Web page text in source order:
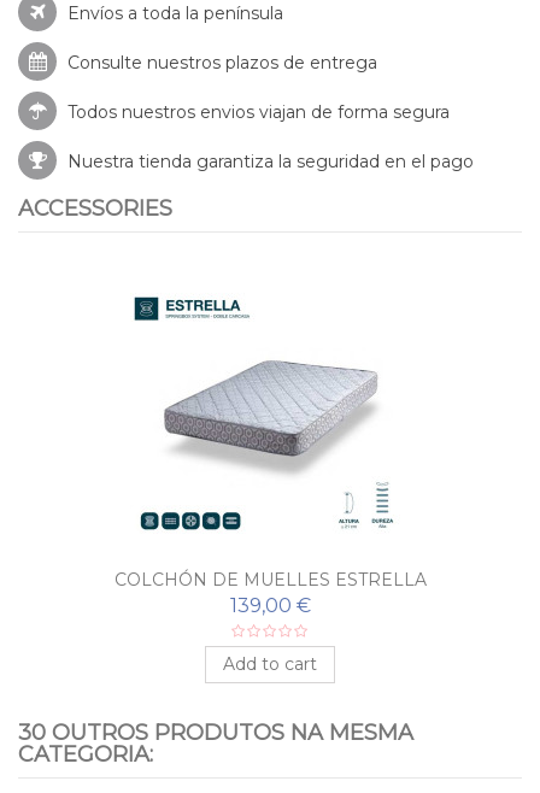
Envíos a toda la península
Consulte nuestros plazos de entrega
Todos nuestros envios viajan de forma segura
Nuestra tienda garantiza la seguridad en el pago
ACCESSORIES
COLCHÓN DE MUELLES ESTRELLA
139,00 €
Add to cart
30 OUTROS PRODUTOS NA MESMA
CATEGORIA: